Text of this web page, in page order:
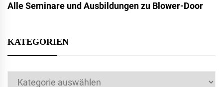
Alle Seminare und Ausbildungen zu Blower-Door
KATEGORIEN
Kategorien